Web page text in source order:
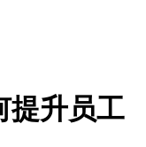
提升员工